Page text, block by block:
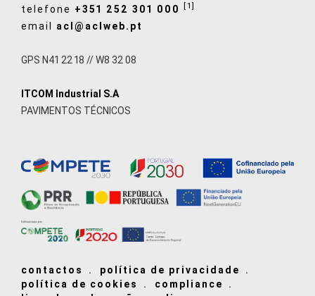
telefone +351 252 301 000 [1]
email acl@aclweb.pt
GPS N41 22 18 // W8 32 08
ITCOM Industrial S.A
PAVIMENTOS TÉCNICOS
contactos
política de privacidade
política de cookies
compliance